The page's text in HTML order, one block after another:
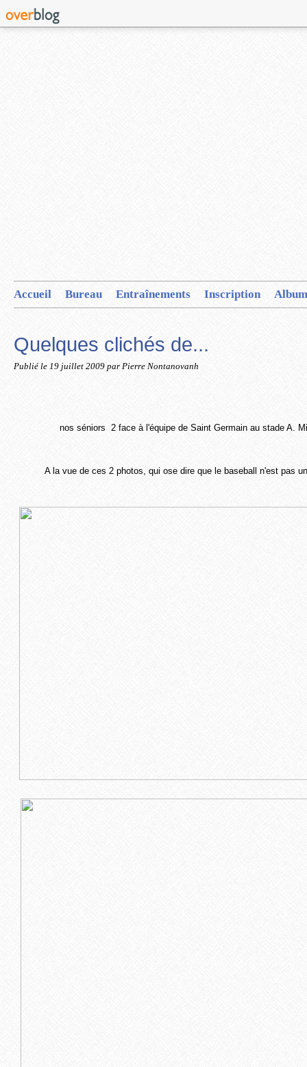
Accueil Bureau Entraînements Inscription
Quelques clichés de...
Publié le 19 juillet 2009 par Pierre Nontanovanh
nos séniors 2 face à l'équipe de Saint Germain au stade A.
A la vue de ces 2 photos, qui ose dire que le baseball n'est pas